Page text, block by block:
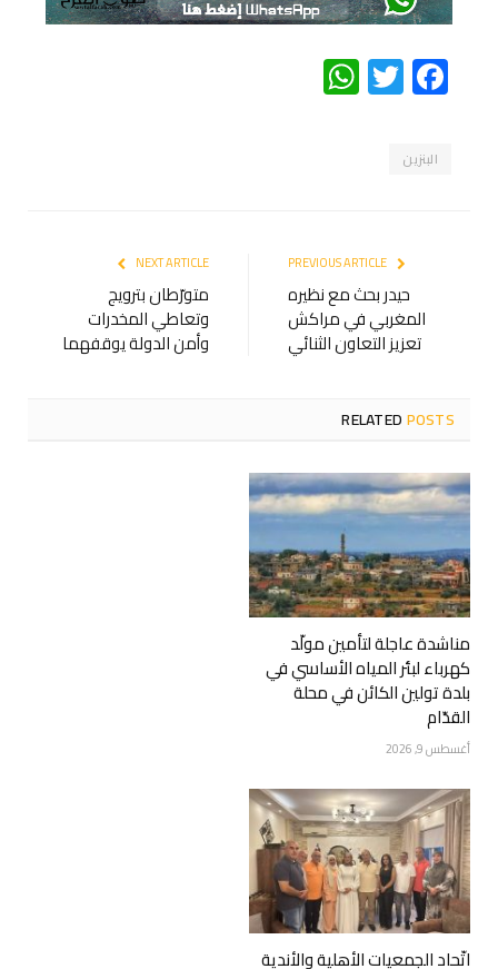
Facebook
Twitter
WhatsApp
البنزين
حيدر بحث مع نظيره
المغربي في مراكش
تعزيز التعاون الثنائي
NEXT ARTICLE
متورّطان بترويج
وتعاطي المخدرات
وأمن الدولة يوقفهما
RELATEDPOSTS
مناشدة عاجلة لتأمين مولّد
كهرباء لبئر المياه الأساسي في
بلدة تولين الكائن في محلة
القدّام
أغسطس 9, 2026
اتّحاد الجمعيات الأهلية والأندية